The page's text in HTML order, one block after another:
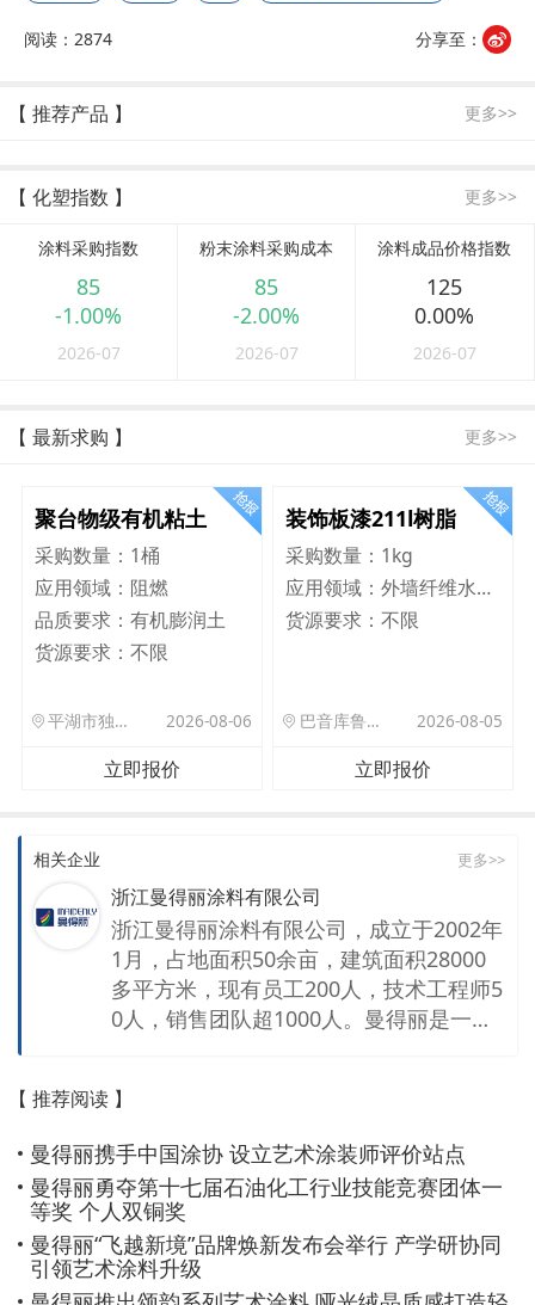
阅读：2874 分享至：
【 推荐产品 】 更多>>
【 化塑指数 】 更多>>
涂料采购指数
85
-1.00%
2026-07
粉末涂料采购成本
85
-2.00%
2026-07
涂料成品价格指数
125
0.00%
2026-07
【 最新求购 】 更多>>
聚台物级有机粘土
采购数量： 1桶
应用领域： 阻燃
品质要求： 有机膨润土
货源要求： 不限
平湖市独山港镇集港路 589 号 2026-08-06
立即报价
装饰板漆211l树脂
采购数量： 1kg
应用领域：
外墙纤维水泥板
货源要求：不限
巴音库鲁提镇,托帕口岸六号库房 2026-08-05
立即报价
相关企业 更多>>
浙江曼得丽涂料有限公司
浙江曼得丽涂料有限公司，成立于2002年
1月，占地面积50余亩，建筑面积28000
多平方米，现有员工200人，技术工程师5
0人，销售团队超1000人。曼得丽是一家
队，销售网络覆盖全国。企业拥有先进的
生产控制设备和质量检测仪器，通过ISO9
001 ISO14001认证 ISO45001认证 十环
认证等环保性企业。同时是一家拥有国家
高新技术企业 省级高新技术研发中心等称
号的技术性企业。 主要产品包含内外墙乳
胶漆，仿石涂料，工业涂料，艺术涂料等
【 推荐阅读 】
曼得丽携手中国涂协 设立艺术涂装师评价站点
曼得丽勇夺第十七届石油化工行业技能竞赛团体一
等奖 个人双铜奖
曼得丽“飞越新境”品牌焕新发布会举行 产学研协同
引领艺术涂料升级